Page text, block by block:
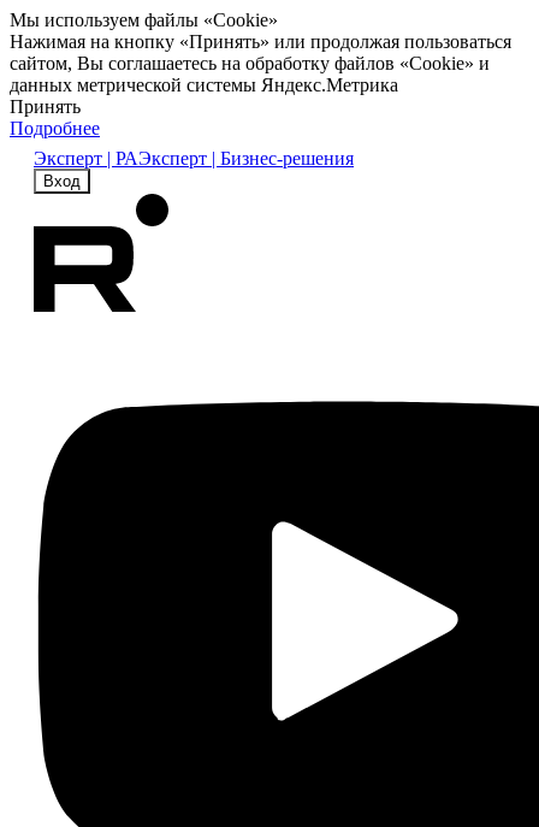
Мы используем файлы «Cookie»
Нажимая на кнопку «Принять» или продолжая пользоваться
сайтом, Вы соглашаетесь на обработку файлов «Cookie» и
данных метрической системы Яндекс.Метрика
Принять
Подробнее
Эксперт | РАЭксперт | Бизнес-решения
Вход